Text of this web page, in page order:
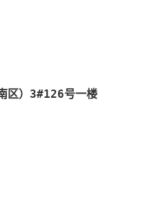
区）3#126号一楼